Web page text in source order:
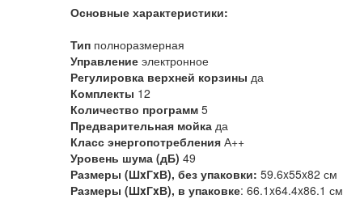
Основные характеристики:
Тип полноразмерная
Управление электронное
Регулировка верхней корзины да
Комплекты 12
Количество программ 5
Предварительная мойка да
Класс энергопотребления А++
Уровень шума (дБ) 49
Размеры (ШxГxВ), без упаковки: 59.6x55x82 см
Размеры (ШxГxВ), в упаковке: 66.1x64.4x86.1 см